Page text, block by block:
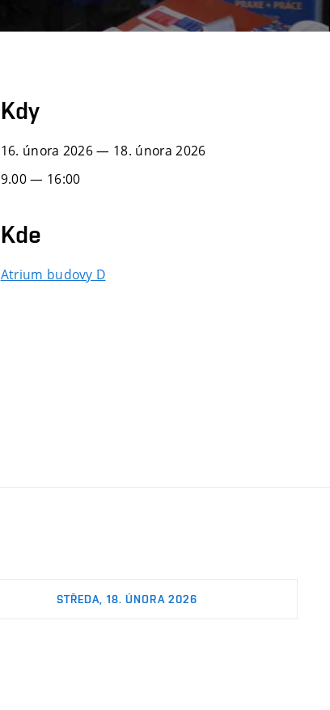
Kdy
16. února 2026— 18. února 2026
9.00 — 16:00
Kde
Atrium budovy D
STŘEDA, 18. ÚNORA 2026